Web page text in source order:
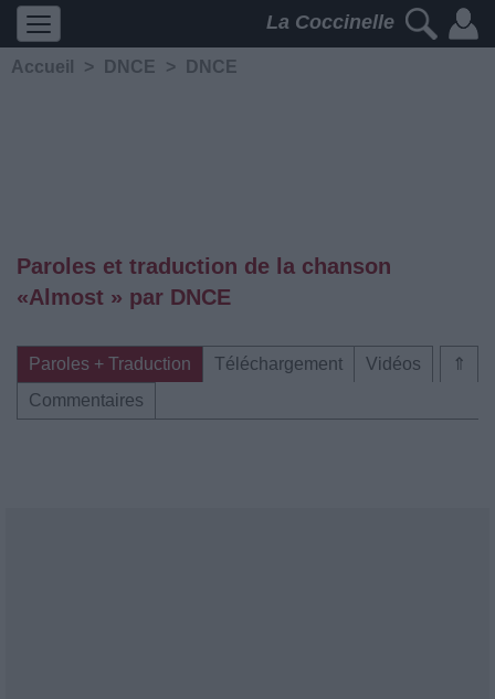
La Coccinelle
Accueil > DNCE > DNCE
Paroles et traduction de la chanson
«Almost » par DNCE
⇑
Paroles + Traduction Téléchargement
Vidéos
Commentaires